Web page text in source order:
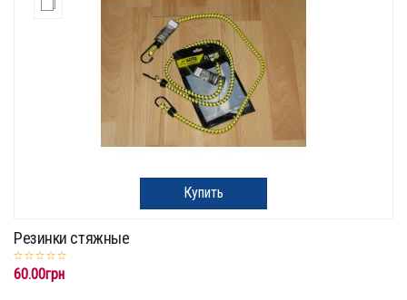
Купить
Резинки стяжные
60.00грн